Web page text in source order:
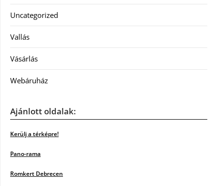
Uncategorized
Vallás
Vásárlás
Webáruház
Ajánlott oldalak:
Kerülj a térképre!
Pano-rama
Romkert Debrecen